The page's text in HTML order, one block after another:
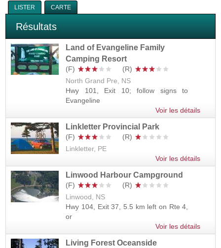
LISTER CARTE
Résultats
Land of Evangeline Family
Camping Resort
North Grand Pre, NS
Hwy 101, Exit 10; follow signs to
Evangeline
Voir les détails
Linkletter Provincial Park
Linkletter, PE
Voir les détails
Linwood Harbour Campground
Linwood, NS
Hwy 104, Exit 37, 5.5 km left on Rte 4,
or
Voir les détails
Living Forest Oceanside